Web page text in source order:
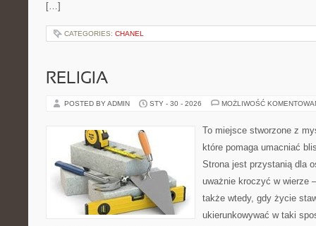
[…]
CATEGORIES: CHANEL
RELIGIA
POSTED BY ADMIN STY - 30 - 2026 MOŻLIWOŚĆ
To miejsce stworzone z
które pomaga umacniać
Strona jest przystanią dla
uważnie kroczyć w wierze
także wtedy, gdy życie
ukierunkowywać w taki